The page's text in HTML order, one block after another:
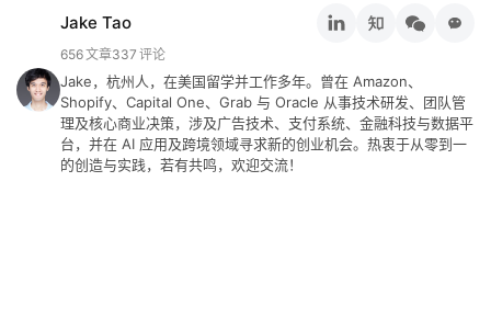
Jake Tao
656文章337 评论
Jake，杭州人，在美国留学并工作多年。曾在 Amazon、
Shopify、Capital One、Grab 与 Oracle 从事技术研发、团队管
理及核心商业决策，涉及广告技术、支付系统、金融科技与数据平
台，并在 AI 应用及跨境领域寻求新的创业机会。热衷于从零到一
的创造与实践，若有共鸣，欢迎交流！